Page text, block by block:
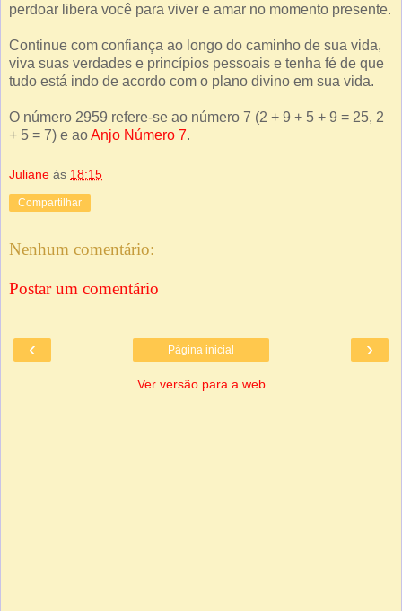
perdoar libera você para viver e amar no momento presente.
Continue com confiança ao longo do caminho de sua vida,
viva suas verdades e princípios pessoais e tenha fé de que
tudo está indo de acordo com o plano divino em sua vida.
O número 2959 refere-se ao número 7 (2 + 9 + 5 + 9 = 25, 2
+ 5 = 7) e aoAnjo Número 7.
Juliane às 18:15
Compartilhar
Nenhum comentário:
Postar um comentário
‹ ›
Página inicial
Ver versão para a web